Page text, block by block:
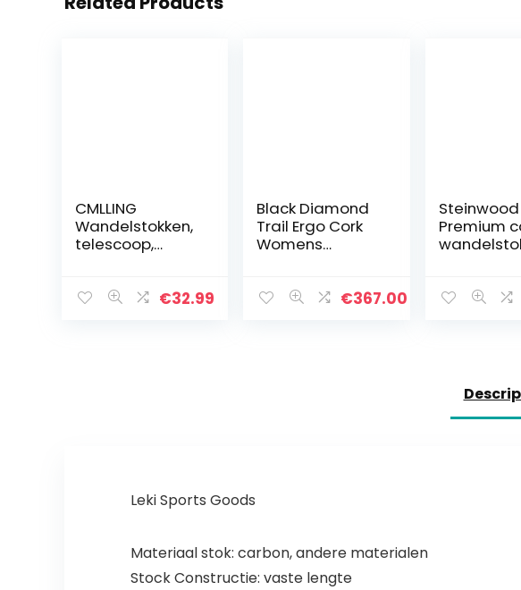
CMLLING
Wandelstokken,
telescoop,
kamperen, €32.99
Black Diamond
Trail Ergo Cork
Womens
€367.00
Steinwood
Premium
– extra
Leki Sports Goods
Materiaal stok: carbon, andere materialen
Stock Constructie: vaste lengte